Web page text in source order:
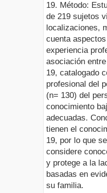
19. Método:
de 219 sujetos
localizaciones,
cuenta
experiencia
asociación
19, catalogado
profesional del
(n= 130) del
conocimiento
adecuadas.
tienen el
19, por lo que
considere
y protege a la
basadas en
su familia.